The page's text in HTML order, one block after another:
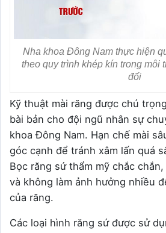
Nha khoa Đông Nam thực hiện
theo quy trình khép kín trong môi
đối
Kỹ thuật mài răng được chú
bài bản cho đội ngũ nhân sự
khoa Đông Nam. Hạn chế mài
góc cạnh để tránh xâm lấn quá
Bọc răng sứ thẩm mỹ chắc
và không làm ảnh hưởng nhiều
của răng.
Các loại hình răng sứ được sử